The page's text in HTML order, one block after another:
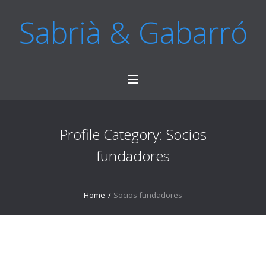
Sabrià & Gabarró
Profile Category: Socios
fundadores
Home / Socios fundadores